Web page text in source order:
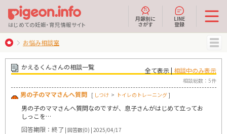
はじめての妊娠・育児情報サイト
月齢別に
さがす
LINE
登録
MENU
お悩み相談室
かえるくんさんの相談一覧 全て表示 | 相談中のみ表示
相談総数：5件
男の子のママさんへ質問 [ しつけ > トイレのトレーニング]
男の子のママさんへ質問なのですが、息子さんがはじめて立ってお
しっこを…
回答期限：終了 | 回答数(0) | 2025/04/17